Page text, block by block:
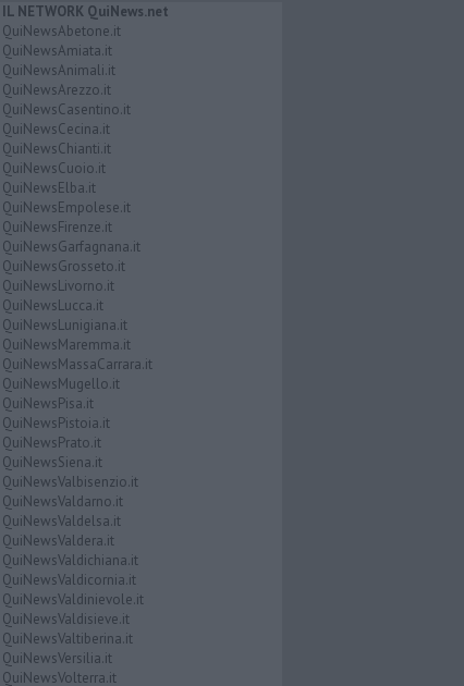
IL NETWORK QuiNews.net
QuiNewsAbetone.it
QuiNewsAmiata.it
QuiNewsAnimali.it
QuiNewsArezzo.it
QuiNewsCasentino.it
QuiNewsCecina.it
QuiNewsChianti.it
QuiNewsCuoio.it
QuiNewsElba.it
QuiNewsEmpolese.it
QuiNewsFirenze.it
QuiNewsGarfagnana.it
QuiNewsGrosseto.it
QuiNewsLivorno.it
QuiNewsLucca.it
QuiNewsLunigiana.it
QuiNewsMaremma.it
QuiNewsMassaCarrara.it
QuiNewsMugello.it
QuiNewsPisa.it
QuiNewsPistoia.it
QuiNewsPrato.it
QuiNewsSiena.it
QuiNewsValbisenzio.it
QuiNewsValdarno.it
QuiNewsValdelsa.it
QuiNewsValdera.it
QuiNewsValdichiana.it
QuiNewsValdicornia.it
QuiNewsValdinievole.it
QuiNewsValdisieve.it
QuiNewsValtiberina.it
QuiNewsVersilia.it
QuiNewsVolterra.it